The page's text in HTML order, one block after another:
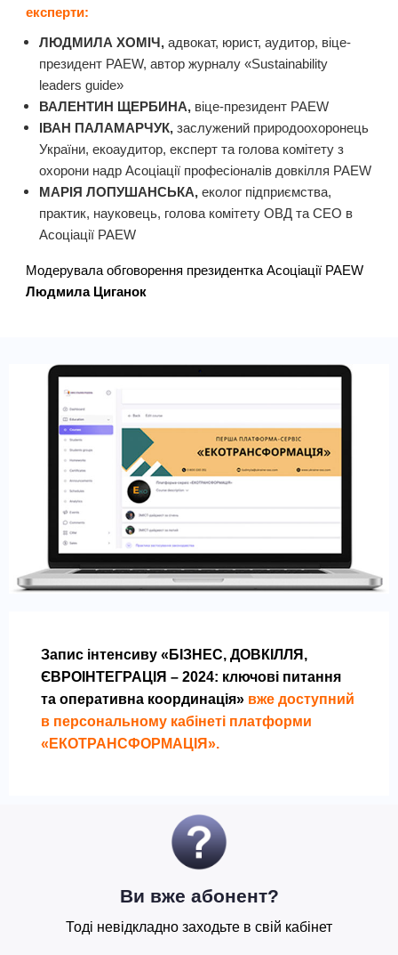
експерти:
ЛЮДМИЛА ХОМІЧ, адвокат, юрист, аудитор, віце-
президент PAEW, автор журналу «Sustainability
leaders guide»
ВАЛЕНТИН ЩЕРБИНА, віце-президент PAEW
ІВАН ПАЛАМАРЧУК, заслужений природоохоронець
України, екоаудитор, експерт та голова комітету з
охорони надр Асоціації професіоналів довкілля PAEW
МАРІЯ ЛОПУШАНСЬКА, еколог підприємства,
практик, науковець, голова комітету ОВД та СЕО в
Асоціації PAEW
Модерувала обговорення президентка Асоціації PAEW
Людмила Циганок
Запис інтенсиву «БІЗНЕС, ДОВКІЛЛЯ,
ЄВРОІНТЕГРАЦІЯ – 2024: ключові питання
та оперативна координація» вже доступний
в персональному кабінеті платформи
«ЕКОТРАНСФОРМАЦІЯ».
Ви вже абонент?
Тоді невідкладно заходьте в свій кабінет